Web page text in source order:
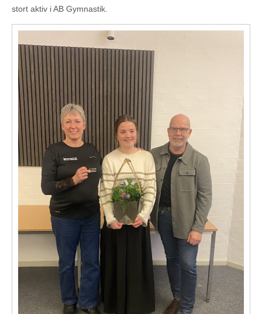
stort aktiv i AB Gymnastik.